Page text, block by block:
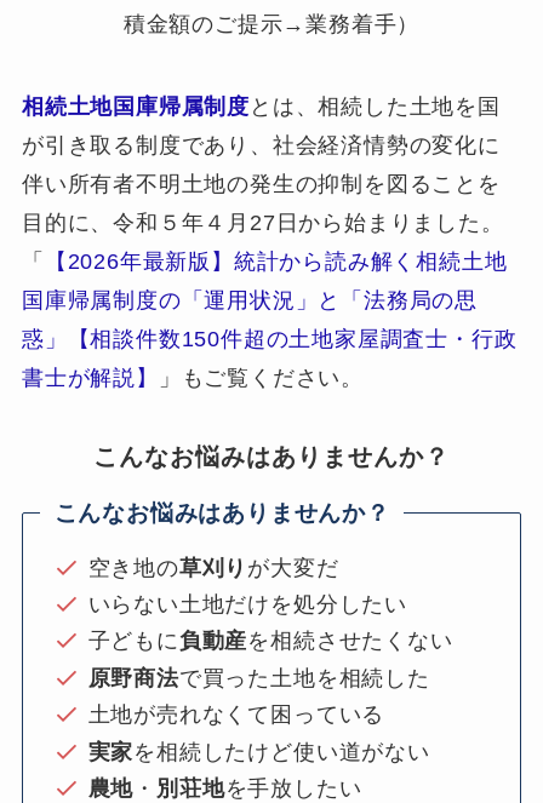
積金額のご提示→業務着手）
相続土地国庫帰属制度 とは、相続した土地を国
が引き取る制度であり、社会経済情勢の変化に
伴い所有者不明土地の発生の抑制を図ることを
目的に、令和５年４月27日から始まりました。
「
【2026年最新版】統計から読み解く相続土地
国庫帰属制度の「運用状況」と「法務局の思
惑」【相談件数150件超の土地家屋調査士・行政
書士が解説】
」もご覧ください。
こんなお悩みはありませんか？
こんなお悩みはありませんか？
空き地の草刈り が大変だ
いらない土地だけを処分したい
子どもに負動産を相続させたくない
原野商法で買った土地を相続した
土地が売れなくて困っている
実家を相続したけど使い道がない
農地 ・ 別荘地を手放したい